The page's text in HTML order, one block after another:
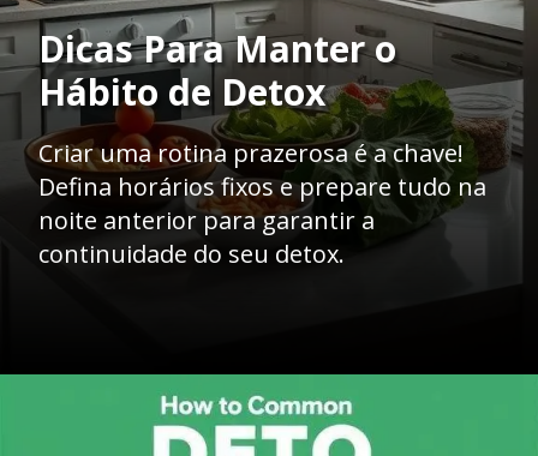
Dicas Para Manter o
Hábito de Detox
Criar uma rotina prazerosa é a chave!
Defina horários fixos e prepare tudo na
noite anterior para garantir a
continuidade do seu detox.
https://mentoradaalma.com.br/detox-matinal/